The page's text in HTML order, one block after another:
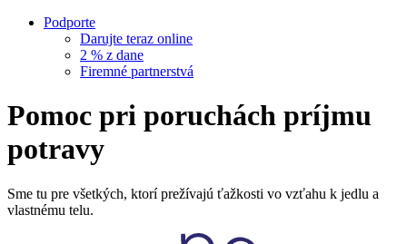
Podporte
Darujte teraz online
2 % z dane
Firemné partnerstvá
Pomoc pri poruchách príjmu
potravy
Sme tu pre všetkých, ktorí prežívajú ťažkosti vo vzťahu k jedlu a
vlastnému telu.